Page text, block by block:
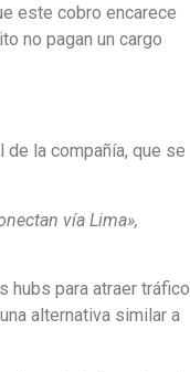
este cobro encarece
no pagan un cargo
la compañía, que se
vía Lima»,
hubs para atraer tráfico
alternativa similar a